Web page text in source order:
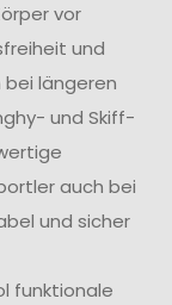
vor
und
längeren
und Skiff-
auch bei
und sicher
funktionale